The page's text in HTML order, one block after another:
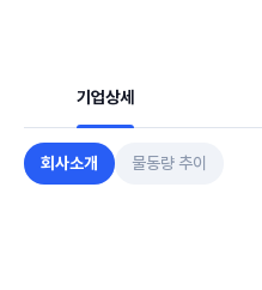
기업상세
회사소개 물동량 추이